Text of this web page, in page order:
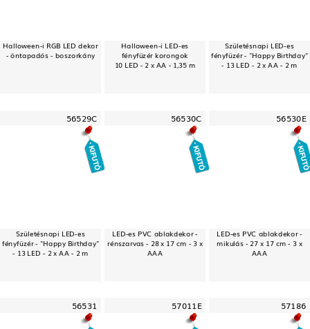
Halloween-i RGB LED dekor
- öntapadós - boszorkány
Halloween-i LED-es
fényfüzér korongok
10 LED - 2 x AA - 1,35 m
Születésnapi LED-es
fényfüzér - "Happy Birthday"
- 13 LED - 2 x AA - 2 m
56529C
Születésnapi LED-es
fényfüzér - "Happy Birthday"
- 13 LED - 2 x AA - 2 m
56530C
LED-es PVC ablakdekor -
rénszarvas - 28 x 17 cm - 3 x
AAA
56530E
LED-es PVC ablakdekor -
mikulás - 27 x 17 cm - 3 x
AAA
56531 57011E 57186